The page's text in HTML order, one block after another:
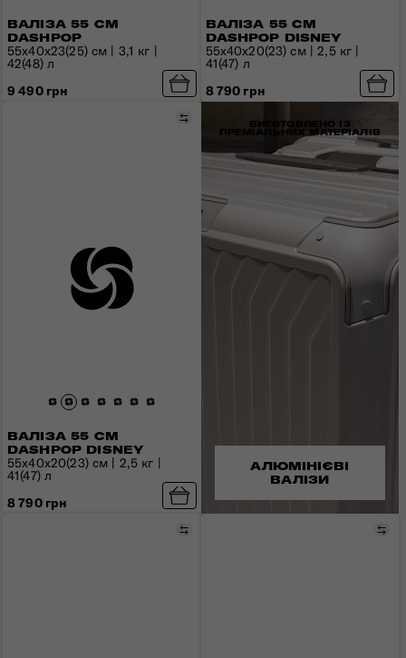
ВАЛІЗА 55 СМ
DASHPOP
55x40x23(25) см | 3,1 кг |
42(48) л
9 490 грн
ВАЛІЗА 55 СМ
DASHPOP DISNEY
55x40x20(23) см | 2,5 кг |
41(47) л
8 790 грн
ВАЛІЗА 55 СМ
DASHPOP DISNEY
Порівняти
55x40x20(23) см | 2,5 кг |
41(47) л
8 790 грн
Порівняти
ВИГОТОВЛЕНО ІЗ
ПРЕМІАЛЬНИХ МАТЕРІАЛІВ
АЛЮМІНІЄВІ
ВАЛІЗИ